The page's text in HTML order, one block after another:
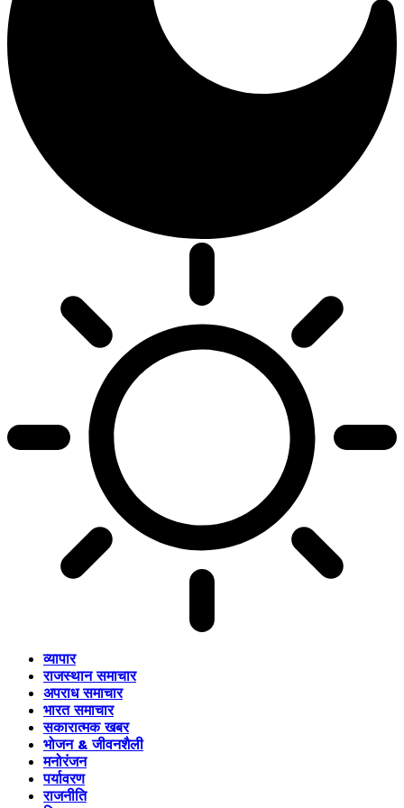
व्यापार
राजस्थान समाचार
अपराध समाचार
भारत समाचार
सकारात्मक खबर
भोजन & जीवनशैली
मनोरंजन
पर्यावरण
राजनीति